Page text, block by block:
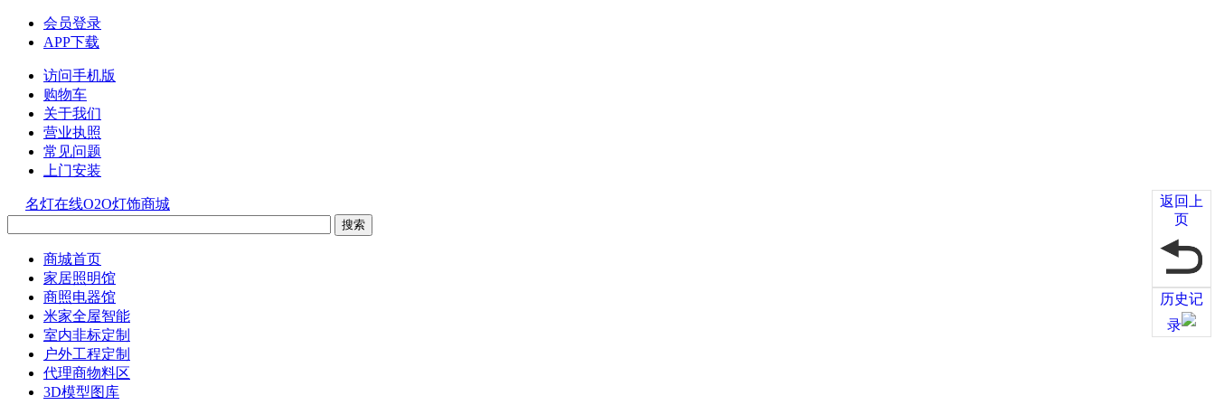
会员登录
APP下载
访问手机版
购物车
关于我们
营业执照
常见问题
上门安装
名灯在线O2O灯饰商城
商城首页
家居照明馆
商照电器馆
米家全屋智能
室内非标定制
户外工程定制
代理商物料区
3D模型图库
返回上
页
历史记
录